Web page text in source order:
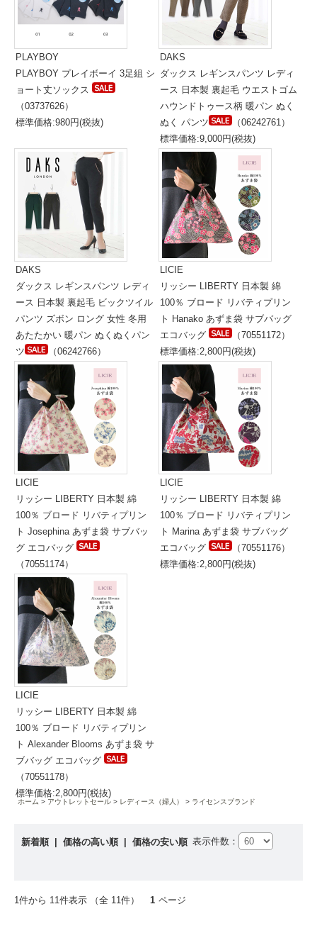
PLAYBOY
PLAYBOY プレイボーイ 3足組 シ
ョート丈ソックス
（03737626）
標準価格:980円(税抜)
DAKS
ダックス レギンスパンツ レディ
ース 日本製 裏起毛 ウエストゴム
ハウンドトゥース柄 暖パン ぬく
ぬく パンツ
（06242761）
標準価格:9,000円(税抜)
DAKS
ダックス レギンスパンツ レディ
ース 日本製 裏起毛 ビックツイル
パンツ ズボン ロング 女性 冬用
あたたかい 暖パン ぬくぬくパン
ツ
（06242766）
標準価格:12,000円(税抜)
LICIE
リッシー LIBERTY 日本製 綿
100％ ブロード リバティプリン
ト Hanako あずま袋 サブバッグ
エコバッグ
（70551172）
標準価格:2,800円(税抜)
LICIE
リッシー LIBERTY 日本製 綿
100％ ブロード リバティプリン
ト Josephina あずま袋 サブバッ
グ エコバッグ
（70551174）
標準価格:2,800円(税抜)
LICIE
リッシー LIBERTY 日本製 綿
100％ ブロード リバティプリン
ト Marina あずま袋 サブバッグ
エコバッグ
（70551176）
標準価格:2,800円(税抜)
LICIE
リッシー LIBERTY 日本製 綿
100％ ブロード リバティプリン
ト Alexander Blooms あずま袋 サ
ブバッグ エコバッグ
（70551178）
標準価格:2,800円(税抜)
ホーム アウトレットセール レディース（婦人） ライセンスブランド
新着順 価格の高い順 価格の安い順 表示件数：
1件から 11件表示 （全 11件） 1 ページ